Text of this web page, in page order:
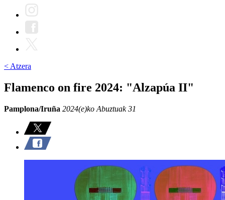
< Atzera
Flamenco on fire 2024: "Alzapúa II"
Pamplona/Iruña 2024(e)ko Abuztuak 31